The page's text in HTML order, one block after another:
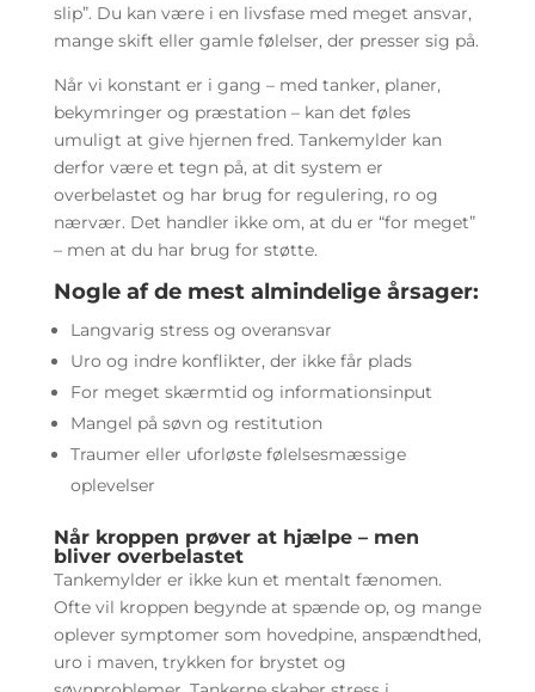
slip”. Du kan være i en livsfase med meget ansvar,
mange skift eller gamle følelser, der presser sig på.
Når vi konstant er i gang – med tanker, planer,
bekymringer og præstation – kan det føles
umuligt at give hjernen fred. Tankemylder kan
derfor være et tegn på, at dit system er
overbelastet og har brug for regulering, ro og
nærvær. Det handler ikke om, at du er “for meget”
– men at du har brug for støtte.
Nogle af de mest almindelige årsager:
Langvarig stress og overansvar
Uro og indre konflikter, der ikke får plads
For meget skærmtid og informationsinput
Mangel på søvn og restitution
Traumer eller uforløste følelsesmæssige
oplevelser
Når kroppen prøver at hjælpe – men
bliver overbelastet
Tankemylder er ikke kun et mentalt fænomen.
Ofte vil kroppen begynde at spænde op, og mange
oplever symptomer som hovedpine, anspændthed,
uro i maven, trykken for brystet og